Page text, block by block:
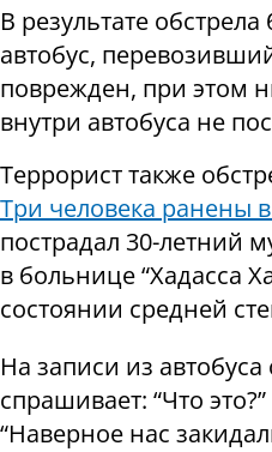
В результате
автобус,
поврежден, при этом
внутри автобуса не
Террорист также
Три человека ранены в
пострадал 30-летний
в больнице “Хадасса
состоянии средней
На записи из
спрашивает: “Что
“Наверное нас